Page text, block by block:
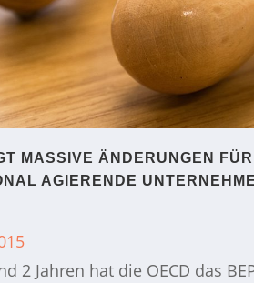
MASSIVE ÄNDERUNGEN FÜR
AGIERENDE
2 Jahren hat die OECD das